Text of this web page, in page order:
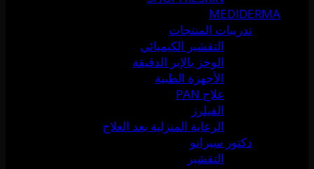
MEDIDERMA
تدريبات المنتجات
التقشير الكيميائي
الوخز بالإبر الدقيقة
الأجهزة الطبية
علاج PAN
الفيلرز
الرعاية المنزلية بعد العلاج
دكتور سيرانو
التقشير